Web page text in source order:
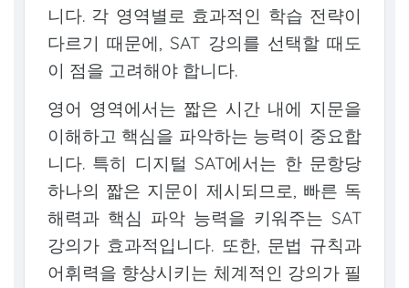
니다. 각 영역별로 효과적인 학습 전략이
다르기 때문에, SAT 강의를 선택할 때도
이 점을 고려해야 합니다.
영어 영역에서는 짧은 시간 내에 지문을
이해하고 핵심을 파악하는 능력이 중요합
니다. 특히 디지털 SAT에서는 한 문항당
하나의 짧은 지문이 제시되므로, 빠른 독
해력과 핵심 파악 능력을 키워주는 SAT
강의가 효과적입니다. 또한, 문법 규칙과
어휘력을 향상시키는 체계적인 강의가 필